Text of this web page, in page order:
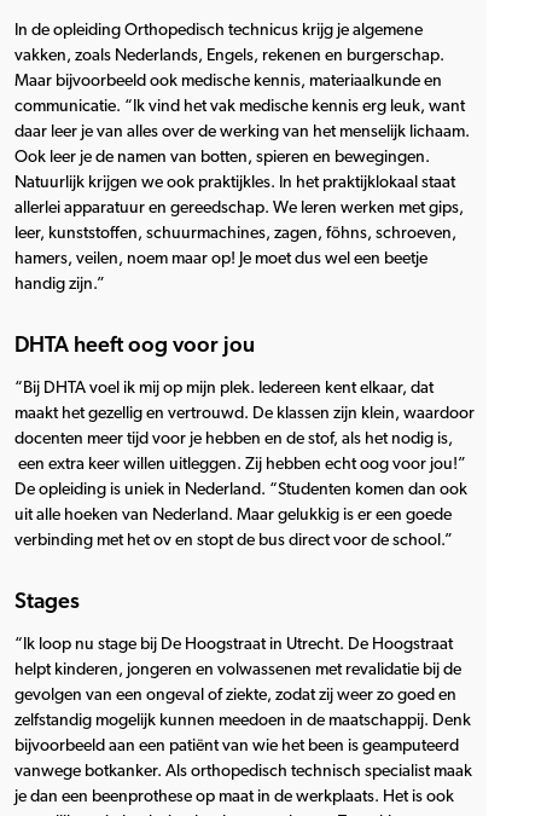
In de opleiding Orthopedisch technicus krijg je algemene
vakken, zoals Nederlands, Engels, rekenen en burgerschap.
Maar bijvoorbeeld ook medische kennis, materiaalkunde en
communicatie. “Ik vind het vak medische kennis erg leuk, want
daar leer je van alles over de werking van het menselijk lichaam.
Ook leer je de namen van botten, spieren en bewegingen.
Natuurlijk krijgen we ook praktijkles. In het praktijklokaal staat
allerlei apparatuur en gereedschap. We leren werken met gips,
leer, kunststoffen, schuurmachines, zagen, föhns, schroeven,
hamers, veilen, noem maar op! Je moet dus wel een beetje
handig zijn.”
DHTA heeft oog voor jou
“Bij DHTA voel ik mij op mijn plek. Iedereen kent elkaar, dat
maakt het gezellig en vertrouwd. De klassen zijn klein, waardoor
docenten meer tijd voor je hebben en de stof, als het nodig is,
een extra keer willen uitleggen. Zij hebben echt oog voor jou!”
De opleiding is uniek in Nederland. “Studenten komen dan ook
uit alle hoeken van Nederland. Maar gelukkig is er een goede
verbinding met het ov en stopt de bus direct voor de school.”
Stages
“Ik loop nu stage bij De Hoogstraat in Utrecht. De Hoogstraat
helpt kinderen, jongeren en volwassenen met revalidatie bij de
gevolgen van een ongeval of ziekte, zodat zij weer zo goed en
zelfstandig mogelijk kunnen meedoen in de maatschappij. Denk
bijvoorbeeld aan een patiënt van wie het been is geamputeerd
vanwege botkanker. Als orthopedisch technisch specialist maak
je dan een beenprothese op maat in de werkplaats. Het is ook